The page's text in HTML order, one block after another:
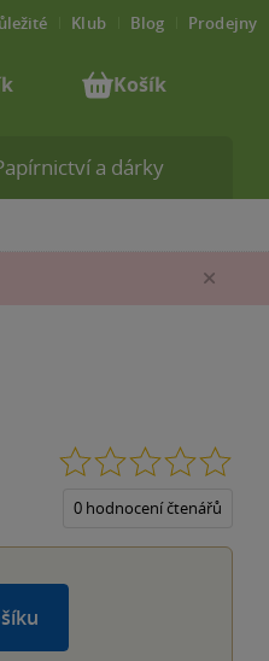
0 hodnocení čtenářů
a dárky
Klub Blog Prodejny
Košík